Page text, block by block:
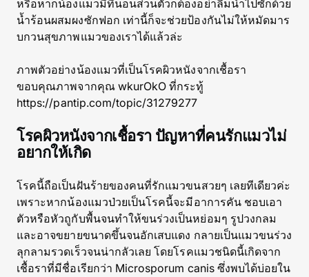
หรือหากน้องแมวมีที่นอนส่วนตัวก็ต้องอย่าลืมนำไปซักด้วย
น้ำร้อนผสมผงซักฟอก เท่านี้ก็จะช่วยป้องกันไม่ให้หมัดมาร
บกวนสุขภาพแมวของเราได้แล้วล่ะ
ภาพตัวอย่างน้องแมวที่เป็นโรคผิวหนังจากเชื้อรา
ขอบคุณภาพจากคุณ wkurOkO ที่กระทู้
https://pantip.com/topic/31279277
โรคผิวหนังจากเชื้อรา ปัญหาที่คนรักแมวไม่
อยากให้เกิด
โรคนี้ถือเป็นฝันร้ายของคนที่รักแมวขนสวยๆ เลยทีเดียวค่ะ
เพราะหากน้องแมวป่วยเป็นโรคนี้จะมีอาการคัน ชอบเอา
ตัวหรือหัวถูกับพื้นจนทำให้ขนร่วงเป็นหย่อมๆ รูปวงกลม
และอาจขยายขนาดขึ้นจนอักเสบแดง กลายเป็นแมวขนร่วง
ลุกลามรวดเร็วจนน่ากลัวเลย โดยโรคแมวชนิดนี้เกิดจาก
เชื้อราที่มีชื่อเรียกว่า Microsporum canis ซึ่งพบได้บ่อยใน